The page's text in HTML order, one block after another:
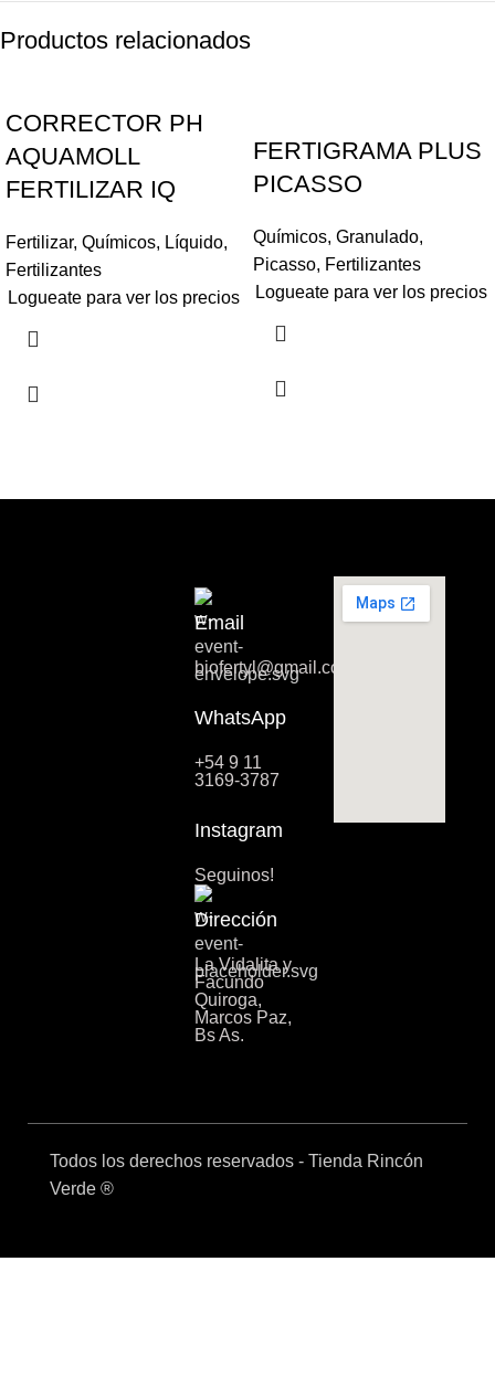
Productos relacionados
CORRECTOR PH
AQUAMOLL
FERTILIZAR IQ
Fertilizar, Químicos, Líquido,
Fertilizantes
Logueate para ver los precios
FERTIGRAMA PLUS
PICASSO
Químicos, Granulado,
Picasso, Fertilizantes
Logueate para ver los precios
Email
biofertyl@gmail.com
WhatsApp
+54 9 11
3169-3787
Instagram
Seguinos!
Dirección
La Vidalita y
Facundo
Quiroga,
Marcos Paz,
Bs As.
Todos los derechos reservados - Tienda Rincón
Verde ®